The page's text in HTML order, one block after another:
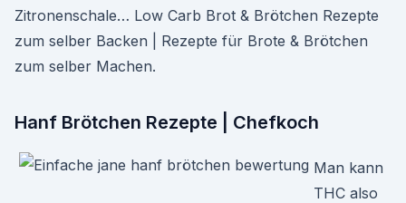
Zitronenschale… Low Carb Brot & Brötchen Rezepte
zum selber Backen | Rezepte für Brote & Brötchen
zum selber Machen.
Hanf Brötchen Rezepte | Chefkoch
Man kann
THC also